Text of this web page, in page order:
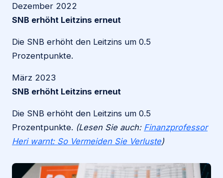
Dezember 2022
SNB erhöht Leitzins erneut
Die SNB erhöht den Leitzins um 0.5
Prozentpunkte.
März 2023
SNB erhöht Leitzins erneut
Die SNB erhöht den Leitzins um 0.5
Prozentpunkte. (Lesen Sie auch: Finanzprofessor
Heri warnt: So Vermeiden Sie Verluste)